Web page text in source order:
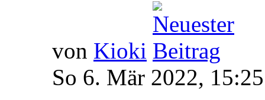
von Kioki
So 6. Mär 2022, 15:25